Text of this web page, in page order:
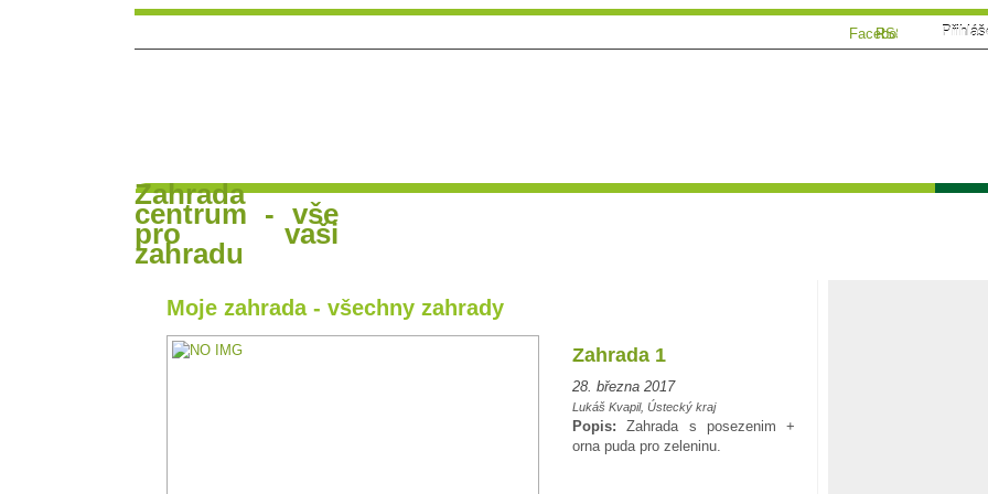
Facebook
RSS
Zahrada
centrum - vše
pro vaši
zahradu
Hlavní strana Poradna a diskuse
Moje zahrada - všechny zahrady
Zahrada 1
28. března 2017
Lukáš Kvapil, Ústecký kraj
Popis: Zahrada s posezenim +
orna puda pro zeleninu.